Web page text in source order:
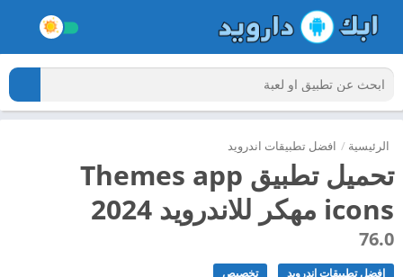
الرئيسية / افضل تطبيقات اندرويد
تحميل تطبيق Themes app
icons مهكر للاندرويد 2024
76.0
افضل تطبيقات اندرويد تخصيص